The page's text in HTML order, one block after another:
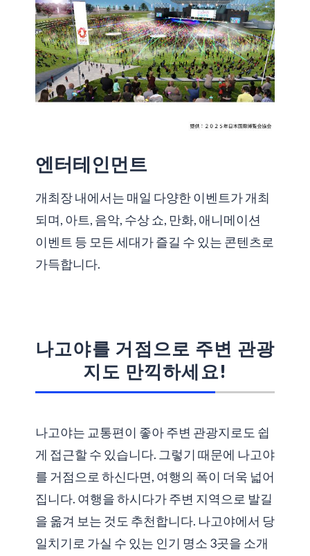
엔터테인먼트
개최장 내에서는 매일 다양한 이벤트가 개최
되며, 아트, 음악, 수상 쇼, 만화, 애니메이션
이벤트 등 모든 세대가 즐길 수 있는 콘텐츠로
가득합니다.
나고야를 거점으로 주변 관광
지도 만끽하세요!
나고야는 교통편이 좋아 주변 관광지로도 쉽
게 접근할 수 있습니다. 그렇기 때문에 나고야
를 거점으로 하신다면, 여행의 폭이 더욱 넓어
집니다. 여행을 하시다가 주변 지역으로 발길
을 옮겨 보는 것도 추천합니다. 나고야에서 당
일치기로 가실 수 있는 인기 명소 3곳을 소개